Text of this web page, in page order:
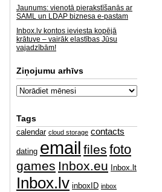
Jaunums: vienotā pierakstīšanās ar
SAML un LDAP biznesa e-pastam
Inbox.lv kontos ieviesta kopējā
krātuve – vairāk elastības Jūsu
vajadzībām!
Ziņojumu arhīvs
Tags
calendar cloud storage contacts
dating email files foto
games Inbox.eu Inbox.lt
Inbox.lv inboxID inbox